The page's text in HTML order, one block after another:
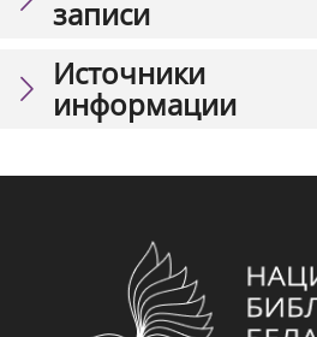
записи
Источники
информации